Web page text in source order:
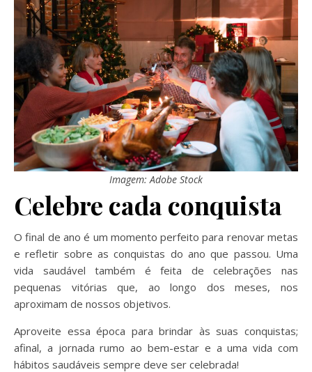
Imagem: Adobe Stock
Celebre cada conquista
O final de ano é um momento perfeito para renovar metas
e refletir sobre as conquistas do ano que passou. Uma
vida saudável também é feita de celebrações nas
pequenas vitórias que, ao longo dos meses, nos
aproximam de nossos objetivos.
Aproveite essa época para brindar às suas conquistas;
afinal, a jornada rumo ao bem-estar e a uma vida com
hábitos saudáveis sempre deve ser celebrada!